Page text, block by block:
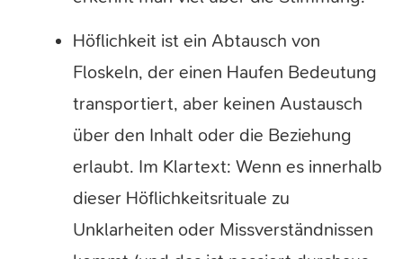
Höflichkeit ist ein Abtausch von
Floskeln, der einen Haufen Bedeutung
transportiert, aber keinen Austausch
über den Inhalt oder die Beziehung
erlaubt. Im Klartext: Wenn es innerhalb
dieser Höflichkeitsrituale zu
Unklarheiten oder Missverständnissen